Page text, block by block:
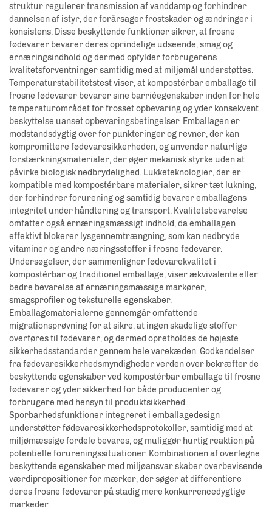
struktur regulerer transmission af vanddamp og forhindrer
dannelsen af istyr, der forårsager frostskader og ændringer i
konsistens. Disse beskyttende funktioner sikrer, at frosne
fødevarer bevarer deres oprindelige udseende, smag og
ernæringsindhold og dermed opfylder forbrugerens
kvalitetsforventninger samtidig med at miljømål understøttes.
Temperaturstabilitetstest viser, at kompostérbar emballage til
frosne fødevarer bevarer sine barriéegenskaber inden for hele
temperaturområdet for frosset opbevaring og yder konsekvent
beskyttelse uanset opbevaringsbetingelser. Emballagen er
modstandsdygtig over for punkteringer og revner, der kan
kompromittere fødevaresikkerheden, og anvender naturlige
forstærkningsmaterialer, der øger mekanisk styrke uden at
påvirke biologisk nedbrydelighed. Lukketeknologier, der er
kompatible med kompostérbare materialer, sikrer tæt lukning,
der forhindrer forurening og samtidig bevarer emballagens
integritet under håndtering og transport. Kvalitetsbevarelse
omfatter også ernæringsmæssigt indhold, da emballagen
effektivt blokerer lysgennemtrængning, som kan nedbryde
vitaminer og andre næringsstoffer i frosne fødevarer.
Undersøgelser, der sammenligner fødevarekvalitet i
kompostérbar og traditionel emballage, viser ækvivalente eller
bedre bevarelse af ernæringsmæssige markører,
smagsprofiler og teksturelle egenskaber.
Emballagematerialerne gennemgår omfattende
migrationsprøvning for at sikre, at ingen skadelige stoffer
overføres til fødevarer, og dermed opretholdes de højeste
sikkerhedsstandarder gennem hele varekæden. Godkendelser
fra fødevaresikkerhedsmyndigheder verden over bekræfter de
beskyttende egenskaber ved kompostérbar emballage til frosne
fødevarer og yder sikkerhed for både producenter og
forbrugere med hensyn til produktsikkerhed.
Sporbarhedsfunktioner integreret i emballagedesign
understøtter fødevaresikkerhedsprotokoller, samtidig med at
miljømæssige fordele bevares, og muliggør hurtig reaktion på
potentielle forureningssituationer. Kombinationen af overlegne
beskyttende egenskaber med miljøansvar skaber overbevisende
værdipropositioner for mærker, der søger at differentiere
deres frosne fødevarer på stadig mere konkurrencedygtige
markeder.